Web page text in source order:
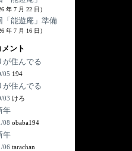
年 7 月 22 日）
「能遊庵」準備
年 7 月 16 日）
ント
が住んでる
05 194
が住んでる
03 けろ
年
08 obaba194
年
06 tarachan